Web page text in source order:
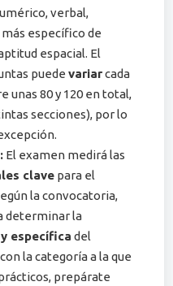
verbal,
específico de
espacial. El
puedevariarcada
unas 80 y 120 en total,
secciones)​, por lo
El examen medirá las
clave para el
la convocatoria,
determinar la
específica del
la categoría a la que
prepárate